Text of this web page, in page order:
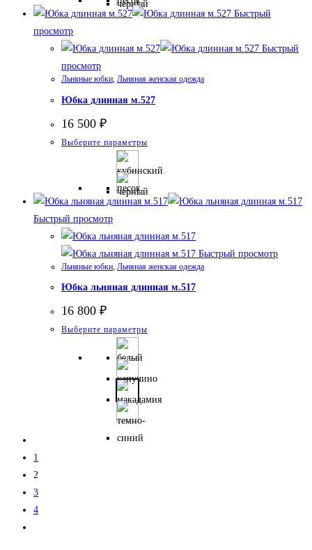
несколько
Опции
выбрать
Быстрый
просмотр
Быстрый
просмотр
Льняные юбки, Льняная женская одежда
Юбка длинная м.527
16 500 ₽
Выберите параметры
имеет
несколько
выбрать
Быстрый просмотр
Быстрый просмотр
Льняные юбки Льняная женская одежда
Юбка льняная длинная м.517
16 800 ₽
Выберите параметры
несколько
вариаций.
1
2
3
4